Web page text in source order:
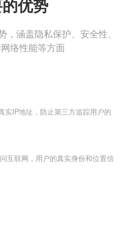
优势
涵盖隐私保护、安全性、
络性能等方面
实IP地址，防止第三方追踪用户的
互联网，用户的真实身份和位置信